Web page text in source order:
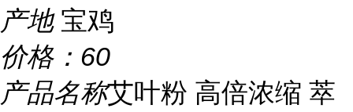
产地 宝鸡
价格： 60
产品名称艾叶粉 高倍浓缩 萃